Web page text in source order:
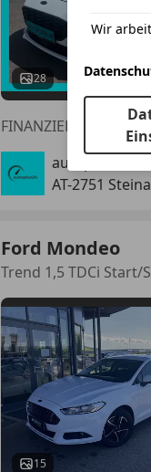
28
FINANZIERUNG
autoplus24
AT-2751
Ford Mondeo
Trend 1,5 TDCi Start/
15
Wir